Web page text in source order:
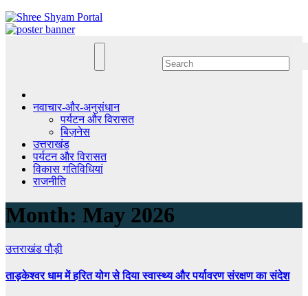
Skip
to
नवाचार-और-अनुसंधान
पर्यटन और विरासत
बिज़नेस
उत्तराखंड
पर्यटन और विरासत
विकास गतिविधियां
राजनीति
Month: May 2026
उत्तराखंडपौड़ी
ताड़केश्वर धाम में हरित योग से दिया स्वास्थ्य और पर्यावरण संरक्षण का संदेश